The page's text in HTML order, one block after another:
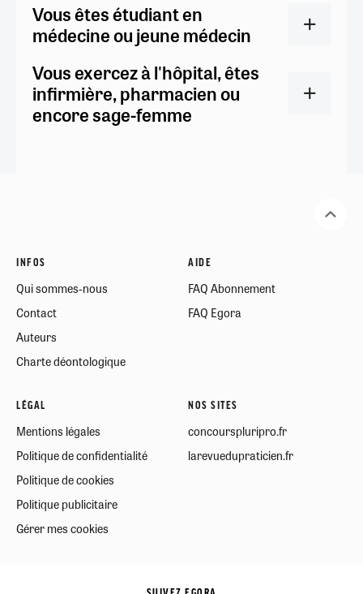
Vous êtes étudiant en
médecine ou jeune médecin
Vous exercez à l'hôpital, êtes
infirmière, pharmacien ou
encore sage-femme
INFOS
Qui sommes-nous
Contact
Auteurs
Charte déontologique
AIDE
FAQ Abonnement
FAQ Egora
LÉGAL
Mentions légales
Politique de confidentialité
Politique de cookies
Politique publicitaire
Gérer mes cookies
NOS SITES
concourspluripro.fr
larevuedupraticien.fr